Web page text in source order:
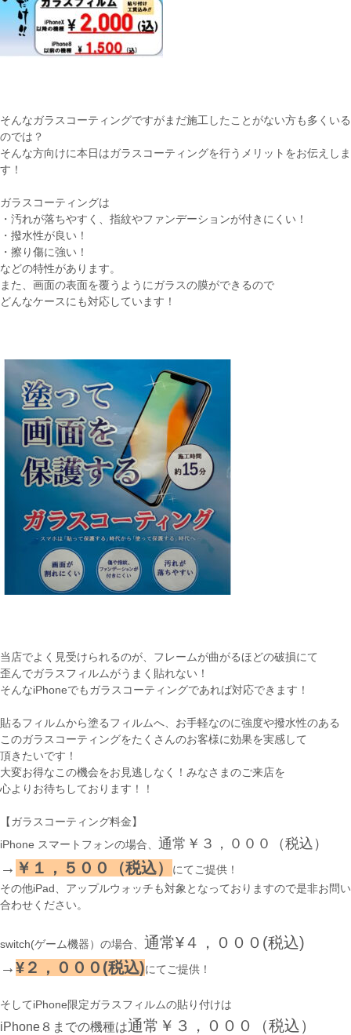
そんなガラスコーティングですがまだ施工したことがない方も多くいる
のでは？
そんな方向けに本日はガラスコーティングを行うメリットをお伝えしま
す！
ガラスコーティングは
・汚れが落ちやすく、指紋やファンデーションが付きにくい！
・撥水性が良い！
・擦り傷に強い！
などの特性があります。
また、画面の表面を覆うようにガラスの膜ができるので
どんなケースにも対応しています！
当店でよく見受けられるのが、フレームが曲がるほどの破損にて
歪んでガラスフィルムがうまく貼れない！
そんなiPhoneでもガラスコーティングであれば対応できます！
貼るフィルムから塗るフィルムへ、お手軽なのに強度や撥水性のある
このガラスコーティングをたくさんのお客様に効果を実感して
頂きたいです！
大変お得なこの機会をお見逃しなく！みなさまのご来店を
心よりお待ちしております！！
【ガラスコーティング料金】
iPhone スマートフォンの場合、 通常￥３，０００（税込）
→ ￥１，５００（税込）
にてご提供！
その他iPad、アップルウォッチも対象となっておりますので是非お問い
合わせください。
switch(ゲーム機器）の場合、 通常¥４，０００(税込)
→¥２，０００(税込)にてご提供！
そしてiPhone限定ガラスフィルムの貼り付けは
iPhone８までの機種は通常￥３，０００（税込）